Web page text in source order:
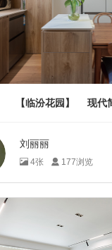
【临汾花园】 现代
刘丽丽
4张 177浏览